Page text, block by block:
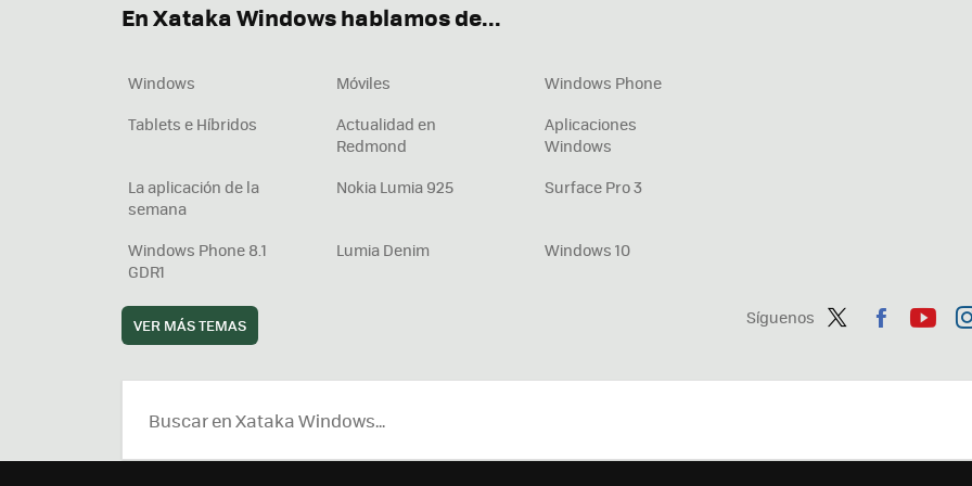
Síguenos
ter
ebo tub
En Xataka Windows hablamos de...
Windows Móviles
Windows Phone
Tablets e Híbridos
Actualidad en
Redmond
Aplicaciones
Windows
La aplicación de la
semana
Nokia Lumia 925 Surface Pro 3
Windows Phone 8.1
GDR1
Lumia Denim Windows 10
VER MÁS TEMAS